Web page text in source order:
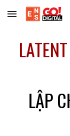
Skip to main
LẬP